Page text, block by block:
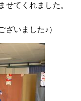
せてくれました。
ざいました♪）